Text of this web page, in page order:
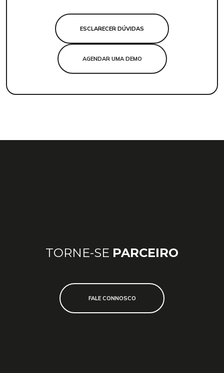
ESCLARECER DÚVIDAS
AGENDAR UMA DEMO
TORNE-SE PARCEIRO
FALE CONNOSCO